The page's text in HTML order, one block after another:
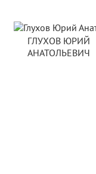
ГЛУХОВ ЮРИЙ
АНАТОЛЬЕВИЧ